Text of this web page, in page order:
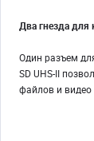
Два гнезда для
Один разъем
SD UHS-II
файлов и